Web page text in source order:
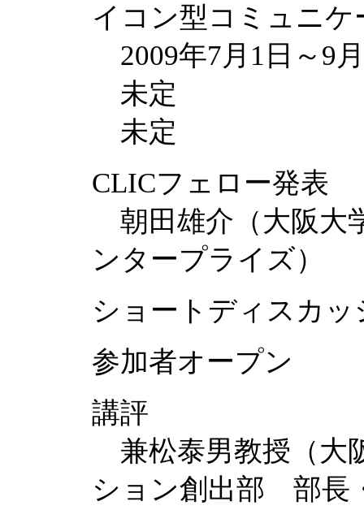
イコン型コミュニ
2009年7月1日～9
未定
未定
CLICフェロー発表
朝田雄介（大阪大
ンタープライズ）
ショートディスカ
参加者オープン
講評
兼松泰男教授（大
ション創出部 部長